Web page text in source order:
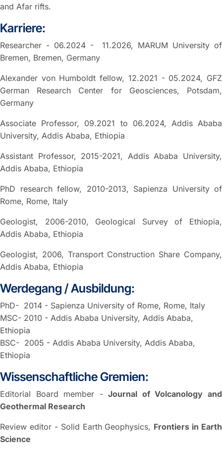
and Afar rifts.
Karriere:
Researcher - 06.2024 - 11.2026, MARUM University of
Bremen, Bremen, Germany
Alexander von Humboldt fellow, 12.2021 - 05.2024, GFZ
German Research Center for Geosciences, Potsdam,
Germany
Associate Professor, 09.2021 to 06.2024, Addis Ababa
University, Addis Ababa, Ethiopia
Assistant Professor, 2015-2021, Addis Ababa University,
Addis Ababa, Ethiopia
PhD research fellow, 2010-2013, Sapienza University of
Rome, Rome, Italy
Geologist, 2006-2010, Geological Survey of Ethiopia,
Addis Ababa, Ethiopia
Geologist, 2006, Transport Construction Share Company,
Addis Ababa, Ethiopia
Werdegang / Ausbildung:
PhD- 2014 - Sapienza University of Rome, Rome, Italy
MSC- 2010 - Addis Ababa University, Addis Ababa,
Ethiopia
BSC- 2005 - Addis Ababa University, Addis Ababa,
Ethiopia
Wissenschaftliche Gremien:
Editorial Board member -Journal of Volcanology and
Geothermal Research
Review editor - Solid Earth Geophysics, Frontiers in Earth
Science